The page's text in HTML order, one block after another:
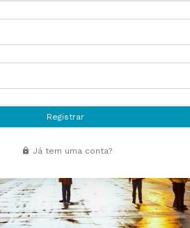
Registrar
Já tem uma conta?